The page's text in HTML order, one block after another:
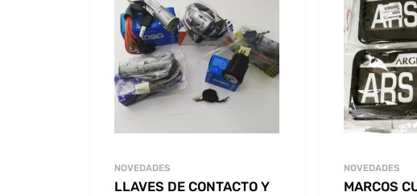
NOVEDADES
LLAVES DE CONTACTO Y
NOVEDADES
MARCOS